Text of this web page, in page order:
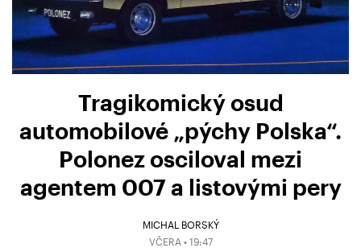
Tragikomický osud
automobilové „pýchy Polska“.
Polonez osciloval mezi
agentem 007 a listovými pery
MICHAL BORSKÝ
VČERA • 19:47